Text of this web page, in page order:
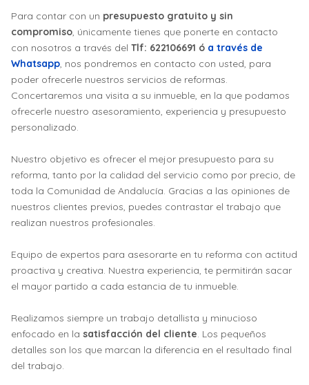
Para contar con un presupuesto gratuito y sin
compromiso, únicamente tienes que ponerte en contacto
con nosotros a través delTlf: 622106691 ó a través de
Whatsapp, nos pondremos en contacto con usted, para
poder ofrecerle nuestros servicios de reformas.
Concertaremos una visita a su inmueble, en la que podamos
ofrecerle nuestro asesoramiento, experiencia y presupuesto
personalizado.
Nuestro objetivo es ofrecer el mejor presupuesto para su
reforma, tanto por la calidad del servicio como por precio, de
toda la Comunidad de Andalucía. Gracias a las opiniones de
nuestros clientes previos, puedes contrastar el trabajo que
realizan nuestros profesionales.
Equipo de expertos para asesorarte en tu reforma con actitud
proactiva y creativa. Nuestra experiencia, te permitirán sacar
el mayor partido a cada estancia de tu inmueble.
Realizamos siempre un trabajo detallista y minucioso
enfocado en lasatisfacción del cliente. Los pequeños
detalles son los que marcan la diferencia en el resultado final
del trabajo.